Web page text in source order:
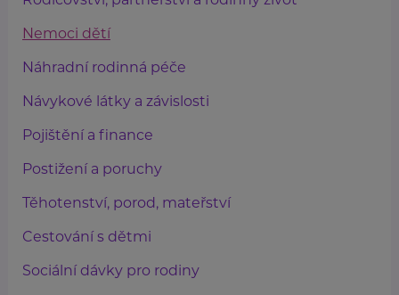
Nemoci dětí
Náhradní rodinná péče
Návykové látky a závislosti
Pojištění a finance
Postižení a poruchy
Těhotenství, porod, mateřství
Cestování s dětmi
Sociální dávky pro rodiny